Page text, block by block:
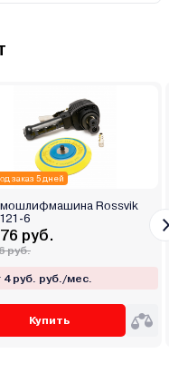
заказ 5 дней
Rossvik
6
руб.
руб.
4 руб. руб./мес.
Купить